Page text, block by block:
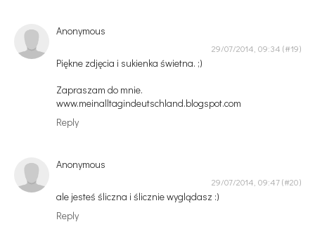
Anonymous
29/07/2014, 09:34
Piękne zdjęcia i sukienka świetna. ;)
Zapraszam do mnie.
www.meinalltagindeutschland.blogspot.com
Reply
Anonymous
29/07/2014, 09:47
ale jesteś śliczna i ślicznie wyglądasz :)
Reply